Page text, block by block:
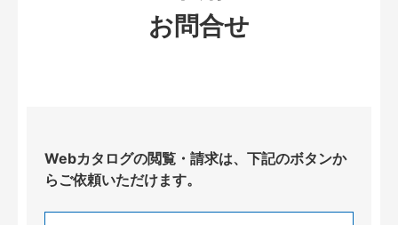
お問合せ
Webカタログの閲覧・請求は、下記のボタンか
らご依頼いただけます。